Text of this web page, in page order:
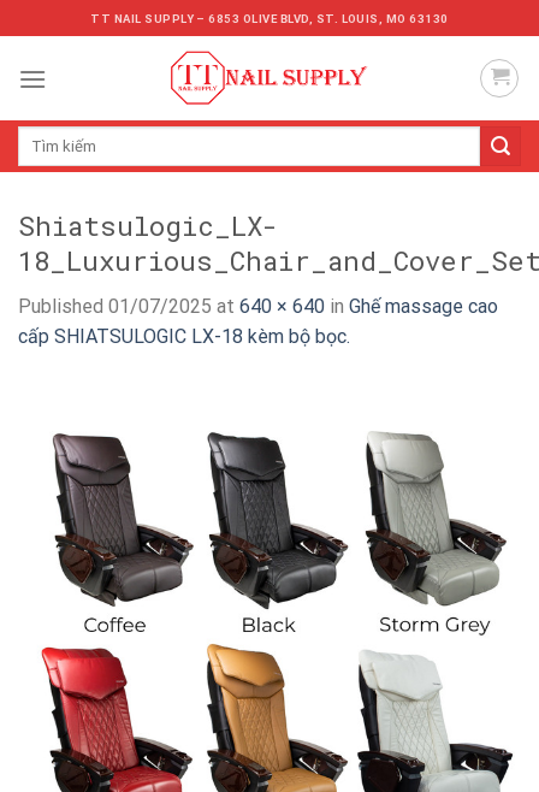
to
content
TT NAIL SUPPLY – 6853 OLIVE BLVD, ST. LOUIS, MO 63130
Tìm
Shiatsulogic_LX-
Published 01/07/2025 at 640 × 640 in Ghế massage cao
cấp SHIATSULOGIC LX-18 kèm bộ bọc.